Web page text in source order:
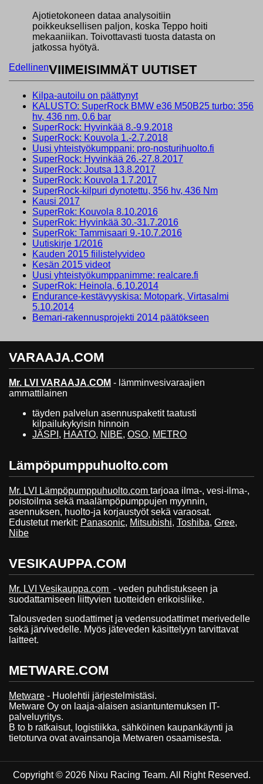
Ajotietokoneen dataa analysoitiin
poikkeuksellisen paljon, koska Teppo hoiti
mekaaniikan. Toivottavasti tuosta datasta on
jatkossa hyötyä.
EdellinenVIIMEISIMMÄT UUTISET
Kilpa-autoilu on päättynyt
KALUSTO: SuperRock BMW e36 M50B25 turbo: 356
hv, 436 nm, 0.6 bar
SuperRock: Hyvinkää 8.-9.9.2018
SuperRock: Kouvola 1.-2.7.2018
Uusi yhteistyökumppani: pro-nosturihuolto.fi
SuperRock: Hyvinkää 26.-27.8.2017
SuperRock: Joutsa 13.8.2017
SuperRock: Kouvola 1.7.2017
SuperRock-kilpuri dynotettu, 356 hv, 436 Nm
Kausi 2017
SuperRok: Kouvola 8.10.2016
SuperRok: Hyvinkää 30.-31.7.2016
SuperRok: Tammisaari 9.-10.7.2016
Uutiskirje 1/2016
Kauden 2015 fiilistelyvideo
Kesän 2015 videot
Uusi yhteistyökumppanimme: realcare.fi
SuperRok: Heinola, 6.10.2014
Endurance-kestävyyskisa: Motopark, Virtasalmi
5.10.2014
Bemari-rakennusprojekti 2014 päätökseen
VARAAJA.COM
Mr. LVI VARAAJA.COM - lämminvesivaraajien
ammattilainen
täyden palvelun asennuspaketit taatusti
kilpailukykyisin hinnoin
JÄSPI , HAATO, NIBE, OSO, METRO
Lämpöpumppuhuolto.com
Mr. LVI Lämpöpumppuhuolto.com tarjoaa ilma-, vesi-ilma-,
poistoilma sekä maalämpöpumppujen myynnin,
asennuksen, huolto-ja korjaustyöt sekä varaosat.
Edustetut merkit: Panasonic, Mitsubishi, Toshiba, Gree,
Nibe
VESIKAUPPA.COM
Mr. LVI Vesikauppa.com - veden puhdistukseen ja
suodattamiseen liittyvien tuotteiden erikoisliike.
Talousveden suodattimet ja vedensuodattimet merivedelle
sekä järvivedelle. Myös jäteveden käsittelyyn tarvittavat
laitteet.
METWARE.COM
Metware - Huolehtii järjestelmistäsi.
Metware Oy on laaja-alaisen asiantuntemuksen IT-
palveluyritys.
B to b ratkaisut, logistiikka, sähköinen kaupankäynti ja
tietoturva ovat avainsanoja Metwaren osaamisesta.
Copyright © 2026 Nixu Racing Team. All Right Reserved.